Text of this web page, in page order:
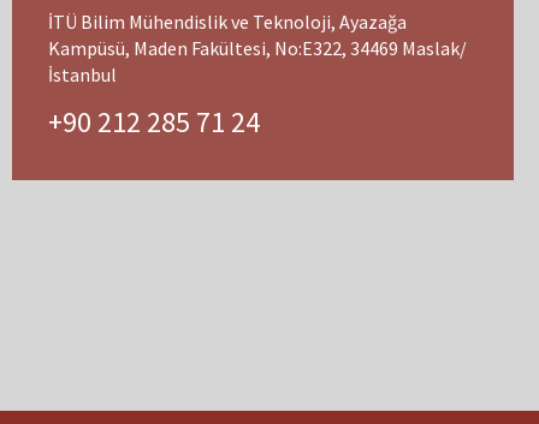
İTÜ Bilim Mühendislik ve Teknoloji, Ayazağa
Kampüsü, Maden Fakültesi, No:E322, 34469 Maslak/
İstanbul
+90 212 285 71 24